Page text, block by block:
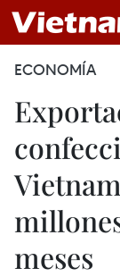
ECONOMÍA
meses